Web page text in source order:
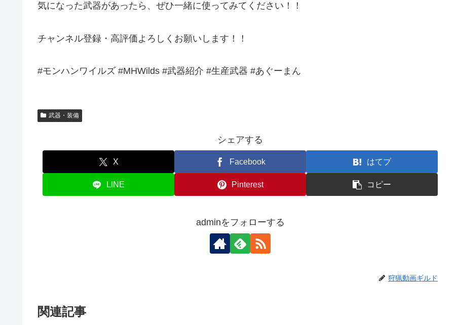
気になった武器があったら、ぜひ一緒に使ってみてください！！
チャンネル登録・高評価よろしくお願いします！！
#モンハンワイルズ #MHWilds #武器紹介 #生産武器 #あぐーまん
武器・装備
シェアする
X Facebook はてブ
LINE Pinterest コピー
adminをフォローする
狩猟動画ギルド
関連記事